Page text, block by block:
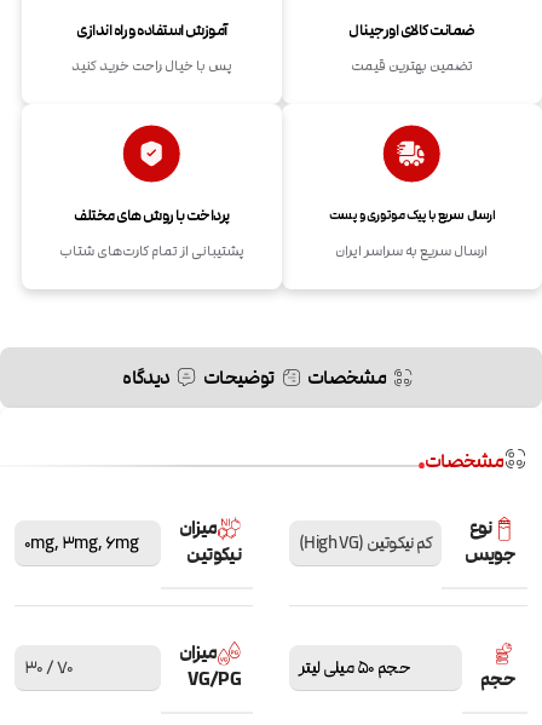
ضمانت کالای اورجینال
تضمین بهترین قیمت
آموزش استفاده و راه اندازی
پس با خیال راحت خرید کنید
ارسال سریع با پیک موتوری و پست
ارسال سریع به سراسر ایران
پرداخت با روش های مختلف
پشتیبانی از تمام کارت‌های شتاب
مشخصات توضیحات دیدگاه
مشخصات
نوع
جویس
کم نیکوتین (High VG)
میزان
نیکوتین
0mg,3mg,6mg
حجم حجم 50 میلی لیتر
میزان
VG/PG
70 / 30